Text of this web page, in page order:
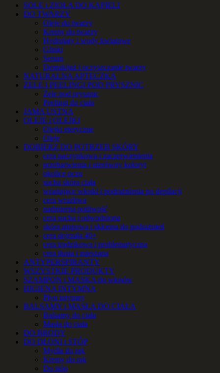
SOLE i ZIOŁA DO KĄPIELI
DO TWARZY
Oleje do twarzy
Kremy do twarzy
Hydrolaty i wody kwiatowe
Glinki
Serum
Demakijaż i oczyszczanie twarzy
NATURALNA APTECZKA
ŻELE I PEELINGI POD PRYSZNIC
Żele pod prysznic
Peelingi do ciała
JAMA USTNA
OLEJE i OLEJKI
Olejki eteryczne
Oleje
DOBIERZ DO POTRZEB SKÓRY
cera naczynkowa i zaczerwienienia
przebarwienia i nierówny koloryt
okolice oczu
sucha skóra ciała
wrastające włoski i podrażnienia po depilacji
cera wrażliwa
nadmierna potliwość
cera sucha i odwodniona
skóra atopowa i skłonna do podrażnień
cera dojrzała 40+
cera trądzikowa i problematyczna
cera tłusta i mieszana
ANTYPERSPIRANTY
WSZYSTKIE PRODUKTY
SZAMPON i MASKA do włosów
HIGIENA INTYMNA
Płyn intymny
BALSAMY i MASŁA DO CIAŁA
Balsamy do ciała
Masła do ciała
DO BRODY
DO DŁONI i STÓP
Mydła do rąk
Kremy do rąk
Do stóp